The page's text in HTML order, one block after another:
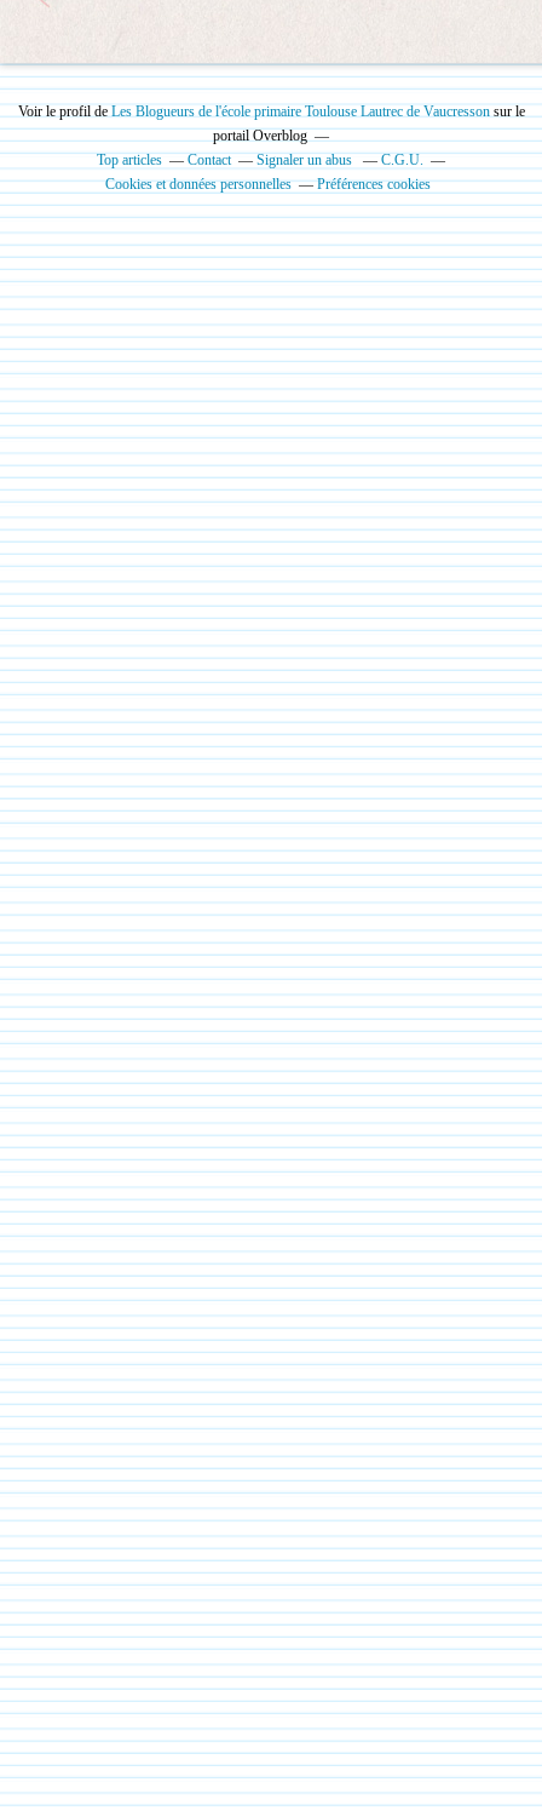
Voir le profil de Les Blogueurs de l'école primaire Toulouse Lautrec de Vaucressonsur le
portail Overblog
Top articles
Contact Signaler un abus
C.G.U.
Cookies et données personnelles
Préférences cookies